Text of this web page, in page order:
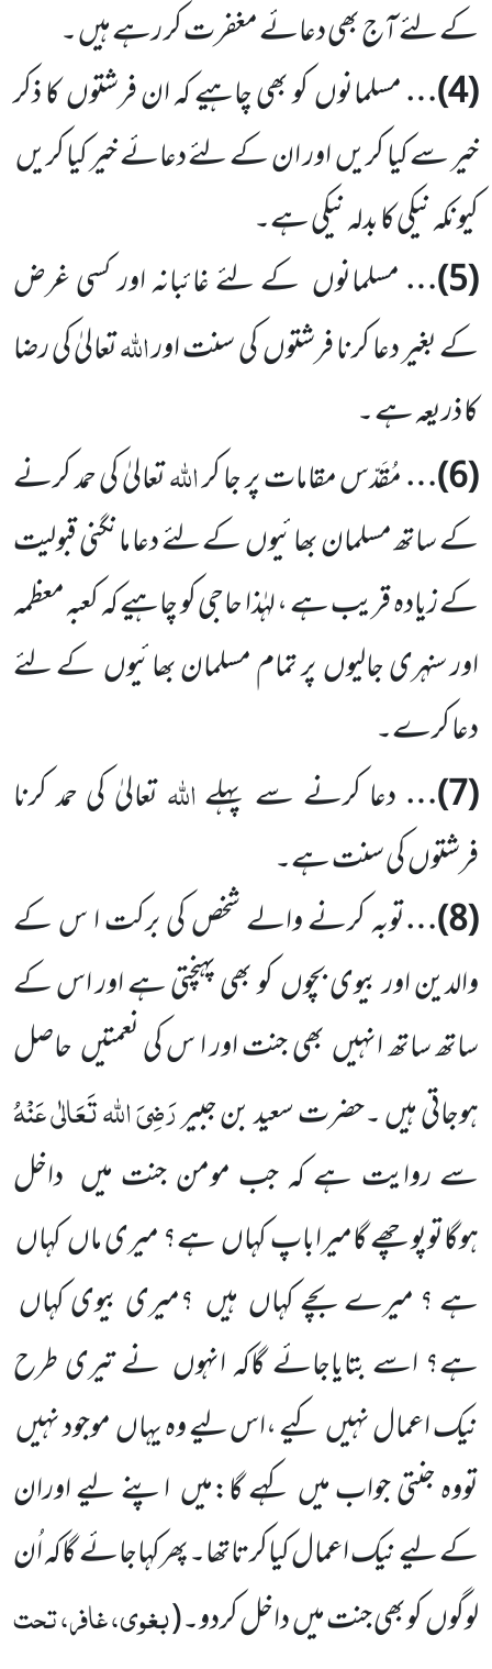
کے لئے آج بھی دعائے مغفرت کر رہے ہیں ۔
(
4
)…مسلمانوںکو بھی چاہیے کہ ان فرشتوںکا ذکر
خیر سے کیا کریںاور ان کے لئے دعائے خیر کیا کریں
کیونکہ نیکی کا بدلہ نیکی ہے۔
(
5
)…مسلمانوں کے لئے غائبانہ اور کسی غرض
کے بغیر دعا کرنا فرشتوںکی سنت اوراللہتعالیٰ کی رضا
کا ذریعہ ہے ۔
(
6
)…مُقَدّس مقامات پر جا کراللہتعالیٰ کی حمد کرنے
کے ساتھ مسلمان بھائیوںکے لئےدعا مانگنی قبولیت
کے زیادہ قریب ہے ، لہٰذا حاجی کو چاہیے کہ کعبہ معظمہ
اور سنہری جالیوںپر تمام مسلمان بھائیوںکے لئے
دعا کرے۔
(
7
)… دعا کرنے سے پہلےاللہتعالیٰ کی حمد کرنا
فرشتوںکی سنت ہے۔
(
8
)…توبہ کرنے والے شخص کی برکت ا س کے
والدین اور بیوی بچوںکو بھی پہنچتی ہے اور اس کے
ساتھ ساتھ انہیںبھی جنت اور ا س کی نعمتیںحاصل
ہوجاتی ہیں ۔حضرت سعید بن جبیررَضِیَ اللہ تَعَالٰی عَنْہُ
سے روایت ہے کہ جب مومن جنت میں داخل
ہوگاتوپوچھے گامیراباپ کہاںہے؟ میری ماںکہاں
ہے ؟ میرے بچے کہاں ہیں ؟میری بیوی کہاں
ہے؟ اسے بتایاجائے گاکہ انہوں نے تیری طرح
نیک اعمال نہیںکیے ،اس لیے وہ یہاںموجود نہیں
تووہ جنتی جواب میں کہے گا:میں اپنے لیے اوران
کے لیے نیک اعمال کیاکرتاتھا۔پھرکہاجائے گاکہ اُن
لوگوںکوبھی جنت میںداخل کردو۔(بغوی، غافر، تحت